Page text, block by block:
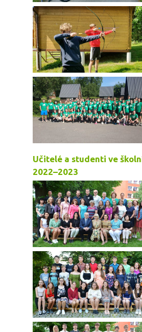
Učitelé a studenti ve
2022–2023